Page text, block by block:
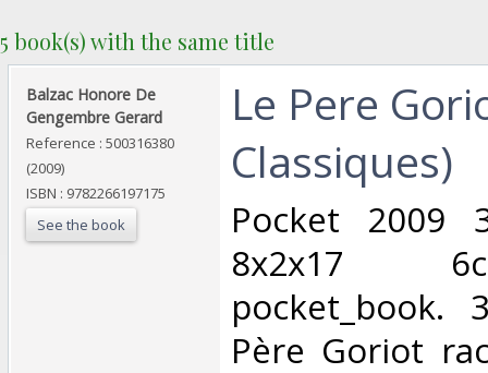
5 book(s) with the same title
‎Balzac Honore De
Gengembre Gerard‎
Reference : 500316380
(2009)
ISBN : 9782266197175
See the book
‎Le Pere
Classiques)‎
‎Pocket 2009
8x2x17
pocket_book.
Père Goriot